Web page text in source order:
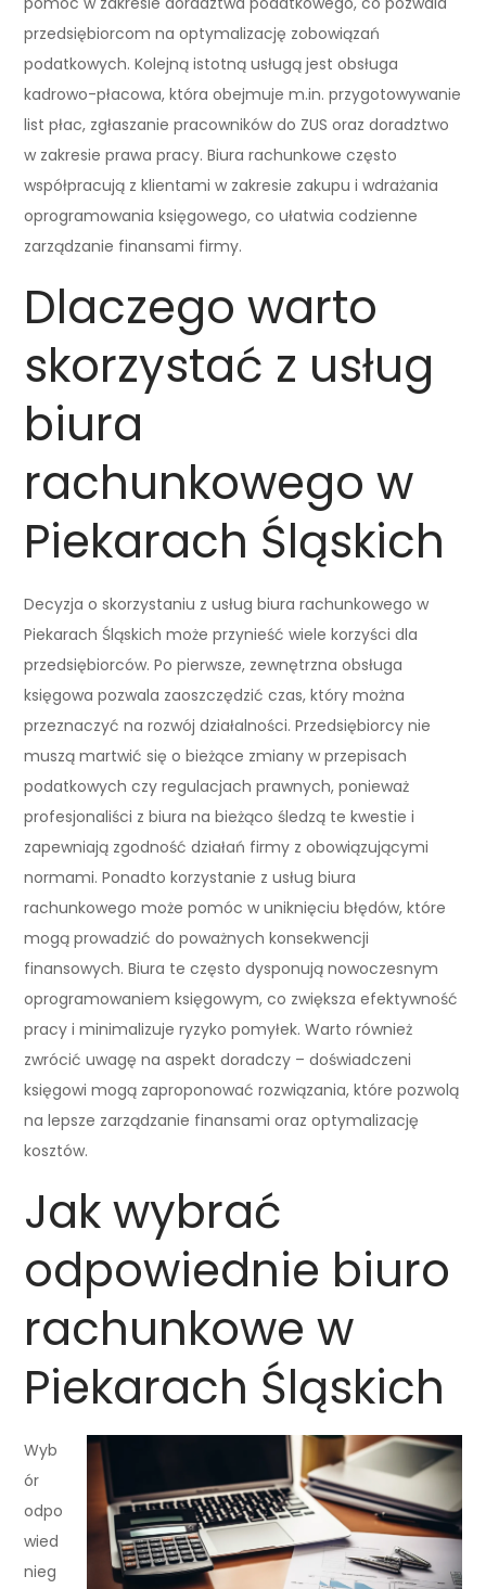
przedsiębiorcom na optymalizację zobowiązań
podatkowych. Kolejną istotną usługą jest obsługa
kadrowo-płacowa, która obejmuje m.in. przygotowywanie
list płac, zgłaszanie pracowników do ZUS oraz doradztwo
w zakresie prawa pracy. Biura rachunkowe często
współpracują z klientami w zakresie zakupu i wdrażania
oprogramowania księgowego, co ułatwia codzienne
zarządzanie finansami firmy.
Dlaczego warto
skorzystać z usług
biura
rachunkowego w
Piekarach Śląskich
Decyzja o skorzystaniu z usług biura rachunkowego w
Piekarach Śląskich może przynieść wiele korzyści dla
przedsiębiorców. Po pierwsze, zewnętrzna obsługa
księgowa pozwala zaoszczędzić czas, który można
przeznaczyć na rozwój działalności. Przedsiębiorcy nie
muszą martwić się o bieżące zmiany w przepisach
podatkowych czy regulacjach prawnych, ponieważ
profesjonaliści z biura na bieżąco śledzą te kwestie i
zapewniają zgodność działań firmy z obowiązującymi
normami. Ponadto korzystanie z usług biura
rachunkowego może pomóc w uniknięciu błędów, które
mogą prowadzić do poważnych konsekwencji
finansowych. Biura te często dysponują nowoczesnym
oprogramowaniem księgowym, co zwiększa efektywność
pracy i minimalizuje ryzyko pomyłek. Warto również
zwrócić uwagę na aspekt doradczy – doświadczeni
księgowi mogą zaproponować rozwiązania, które pozwolą
na lepsze zarządzanie finansami oraz optymalizację
kosztów.
Jak wybrać
odpowiednie biuro
rachunkowe w
Piekarach Śląskich
Wyb
ór
odpo
wied
nieg